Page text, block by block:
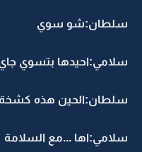
سلطان:شو سوي
سلامي:احيدها بتسوي
سلطان:الحين هذه كشخة
سلامي:اها ...مع السلامة